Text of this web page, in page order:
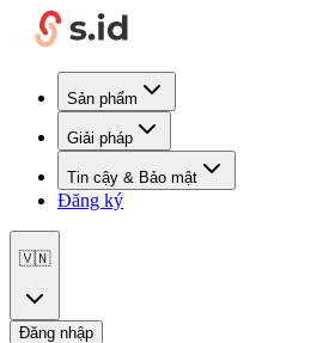
Sản phẩm
Giải pháp
Tin cậy & Bảo mật
Đăng ký
🇻🇳
Đăng nhập